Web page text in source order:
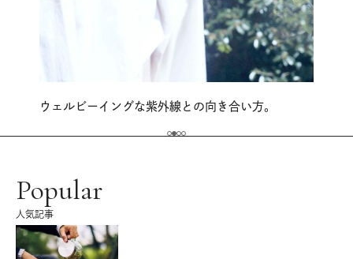
ウェルビーイングな紫外線との向き合い方。
Popular
人気記事